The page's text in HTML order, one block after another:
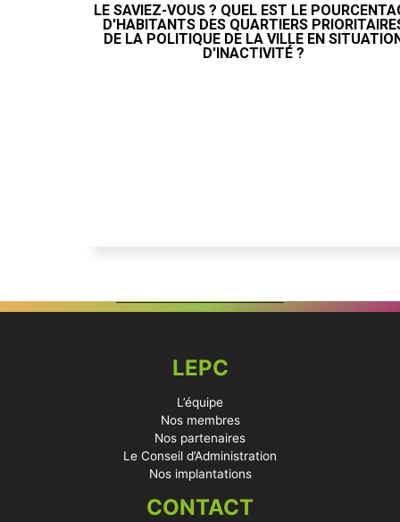
LE SAVIEZ-VOUS ? QUEL EST LE
D'HABITANTS DES QUARTIERS
DE LA POLITIQUE DE LA VILLE EN
D'INACTIVITÉ ?
LEPC
L’équipe
Nos membres
Nos partenaires
Le Conseil d’Administration
Nos implantations
CONTACT